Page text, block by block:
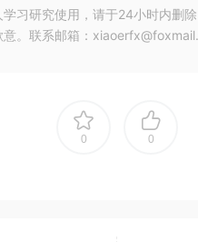
习研究使用，请于24小时内删
。联系邮箱：
0 0